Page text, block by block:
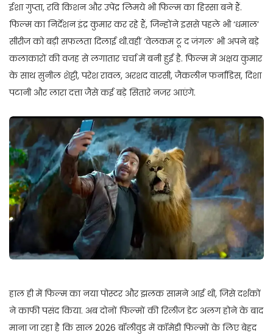
ईशा गुप्ता, रवि किशन और उपेंद्र लिमये भी फिल्म का हिस्सा बने हैं.
फिल्म का निर्देशन इंद्र कुमार कर रहे हैं, जिन्होंने इससे पहले भी ‘धमाल’
सीरीज को बड़ी सफलता दिलाई थी.वहीं ‘वेलकम टू द जंगल’ भी अपने बड़े
कलाकारों की वजह से लगातार चर्चा में बनी हुई है. फिल्म में अक्षय कुमार
के साथ सुनील शेट्टी, परेश रावल, अरशद वारसी, जैकलीन फर्नांडिस, दिशा
पटानी और लारा दत्ता जैसे कई बड़े सितारे नजर आएंगे.
हाल ही में फिल्म का नया पोस्टर और झलक सामने आई थी, जिसे दर्शकों
ने काफी पसंद किया. अब दोनों फिल्मों की रिलीज डेट अलग होने के बाद
माना जा रहा है कि साल 2026 बॉलीवुड में कॉमेडी फिल्मों के लिए बेहद